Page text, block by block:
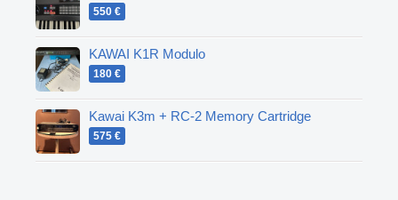
550 €
KAWAI K1R Modulo
180 €
Kawai K3m + RC-2 Memory Cartridge
575 €